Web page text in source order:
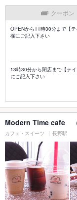
クーポン
OPENから11時30分まで【
欄にご記入下さい
13時30分から閉店まで【テ
にご記入下さい
Modern Time cafe （
カフェ・スイーツ 長野駅